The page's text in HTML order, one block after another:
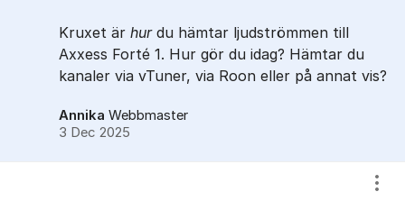
Kruxet är hurdu hämtar ljudströmmen till
Axxess Forté 1. Hur gör du idag? Hämtar du
kanaler via vTuner, via Roon eller på annat vis?
Annika Webbmaster
3 Dec 2025